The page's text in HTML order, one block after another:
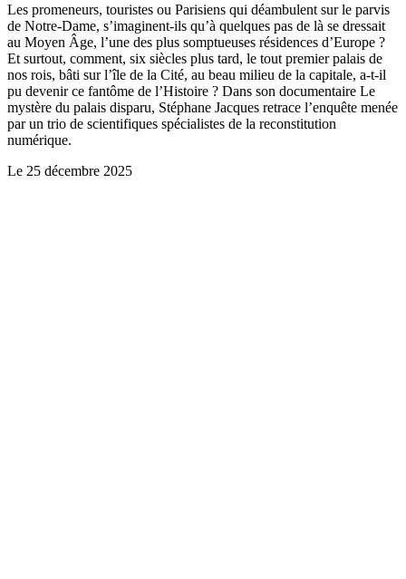
Les promeneurs, touristes ou Parisiens qui déambulent sur le parvis
de Notre-Dame, s’imaginent-ils qu’à quelques pas de là se dressait
au Moyen Âge, l’une des plus somptueuses résidences d’Europe ?
Et surtout, comment, six siècles plus tard, le tout premier palais de
nos rois, bâti sur l’île de la Cité, au beau milieu de la capitale, a-t-il
pu devenir ce fantôme de l’Histoire ? Dans son documentaire Le
mystère du palais disparu, Stéphane Jacques retrace l’enquête menée
par un trio de scientifiques spécialistes de la reconstitution
numérique.
Le 25 décembre 2025